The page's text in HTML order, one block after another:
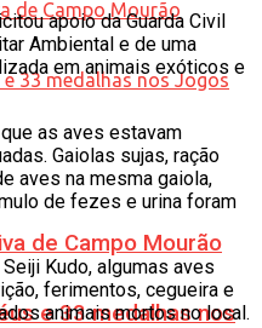
de Campo Mourão
e 33 medalhas nos
apoio da Guarda Civil
Ambiental e de uma
em animais exóticos e
as aves estavam
Gaiolas sujas, ração
aves na mesma gaiola,
de fezes e urina foram
Kudo, algumas aves
ferimentos, cegueira e
animais mortos no local.